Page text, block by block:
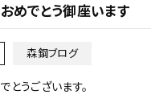
めでとう御座います
森鋼ブログ
とうございます。